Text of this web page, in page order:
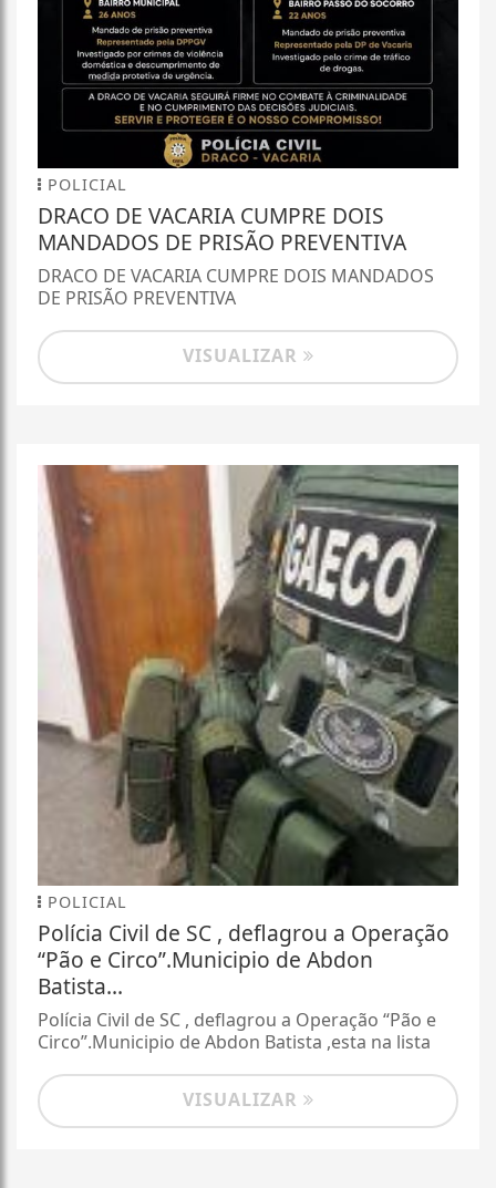
POLICIAL
DRACO DE VACARIA CUMPRE DOIS
MANDADOS DE PRISÃO PREVENTIVA
DRACO DE VACARIA CUMPRE DOIS MANDADOS
DE PRISÃO PREVENTIVA
VISUALIZAR
POLICIAL
Polícia Civil de SC , deflagrou a Operação
“Pão e Circo”.Municipio de Abdon
Batista...
Polícia Civil de SC , deflagrou a Operação “Pão e
Circo”.Municipio de Abdon Batista ,esta na lista
VISUALIZAR